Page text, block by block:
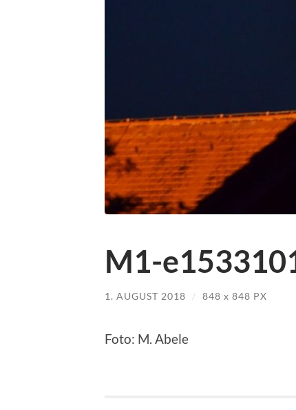
M1-
1. AUGUST 2018 / 848 x 848 PX
Foto: M. Abele